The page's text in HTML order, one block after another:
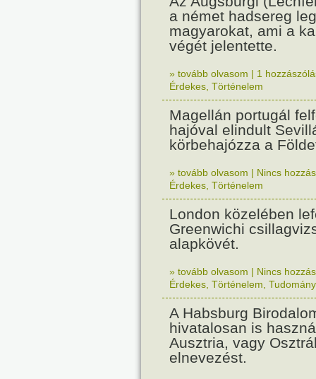
a német hadsereg
magyarokat, ami a
végét jelentette.
» tovább olvasom | 1
Érdekes Történelem
Magellán portugál
hajóval elindult
körbehajózza a
» tovább olvasom | Nincs
Érdekes Történelem
London közelében
Greenwichi
alapkövét.
» tovább olvasom | Nincs
Érdekes Történelem Tudomány
A Habsburg
hivatalosan is
Ausztria, vagy
elnevezést.